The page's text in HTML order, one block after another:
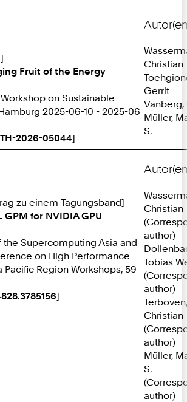
Fruit of the Energy
on Sustainable
2025-06-10 - 2025-06-
2026-05044]
Christian
Gerrit
Vanberg,
Müller,
S.
zu einem Tagungsband]
for NVIDIA GPU
the Supercomputing Asia and
on High Performance
Region Workshops, 59-
]
Christian
author)
Tobias
author)
Terboven,
Christian
author)
Müller,
S.
author)